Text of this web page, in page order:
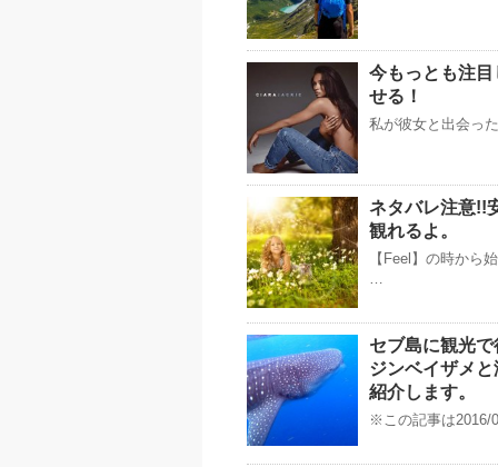
今もっとも注
せる！
私が彼女と出会っ
ネタバレ注意!!
観れるよ。
【Feel】の時から
…
セブ島に観光
ジンベイザメ
紹介します。
※この記事は2016/